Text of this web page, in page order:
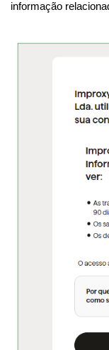
informação